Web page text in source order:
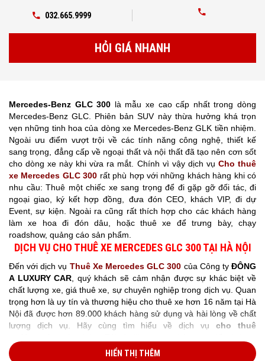
032.665.9999
HỎI GIÁ NHANH
Mercedes-Benz GLC 300 là mẫu xe cao cấp nhất trong dòng
Mercedes-Benz GLC. Phiên bản SUV này thừa hưởng khá trọn
vẹn những tinh hoa của dòng xe Mercedes-Benz GLK tiền nhiệm.
Ngoài ưu điểm vượt trội về các tính năng công nghệ, thiết kế
sang trọng, đẳng cấp về ngoại thất và nội thất đã tạo nên cơn sốt
cho dòng xe này khi vừa ra mắt. Chính vì vậy dịch vụ Cho thuê
xe Mercedes GLC 300 rất phù hợp với những khách hàng khi có
nhu cầu: Thuê một chiếc xe sang trọng để đi gặp gỡ đối tác, đi
ngoại giao, ký kết hợp đồng, đưa đón CEO, khách VIP, đi dự
Event, sự kiện. Ngoài ra cũng rất thích hợp cho các khách hàng
làm xe hoa đi đón dâu, hoặc thuê xe để trưng bày, chạy
roadshow, quảng cáo sản phẩm.
DỊCH VỤCHO THUÊ XE MERCEDES GLC 300 TẠI HÀ NỘI
Đến với dịch vụ Thuê Xe Mercedes GLC 300 của Công tyĐÔNG
A LUXURY CAR , quý khách sẽ cảm nhận được sự khác biệt về
chất lượng xe, giá thuê xe, sự chuyên nghiệp trong dịch vụ. Quan
trọng hơn là uy tín và thương hiệu cho thuê xe hơn 16 năm tại Hà
Nội đã được hơn 89.000 khách hàng sử dụng và hài lòng về chất
lượng dịch vụ. Hãy cùng tìm hiểu về dịch vụcho thuê
mức giá ưu đãi nhất.
HIỂN THỊ THÊM